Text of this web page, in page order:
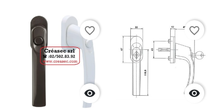

favorite_border

favorite_border